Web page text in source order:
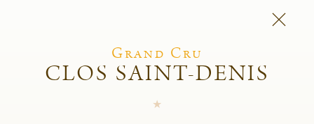
Grand Cru
CLOS SAINT-DENIS